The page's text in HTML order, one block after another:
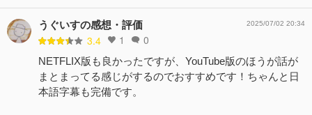
うぐいすの感想・評価
3.4 1 0
2025/07/02 20:34
NETFLIX版も良かったですが、YouTube版のほうが話が
まとまってる感じがするのでおすすめです！ちゃんと日
本語字幕も完備です。